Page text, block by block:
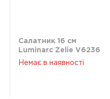
Салатник 16 см
Luminarc Zelie V6236
Немає в наявності